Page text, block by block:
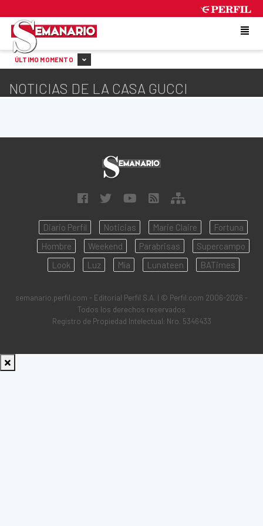
ÚLTIMO MOMENTO
NOTICIAS DE LA CASA GUCCI
Diario Perfil Noticias Marie Claire
Fortuna
Hombre
Weekend Parabrisas
Supercampo
Look
Luz Mía Lunateen BATimes
semanario.perfil.com - Editorial Perfil S.A. | © Perfil.com 2006-2026 -
Todos los derechos reservados
Registro de Propiedad Intelectual: Nro. 5346433